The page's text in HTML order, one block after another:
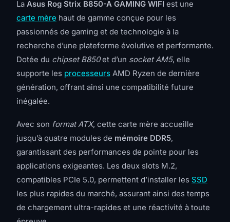
La Asus Rog Strix B850-A GAMING WIFI est une
carte mère haut de gamme conçue pour les
passionnés de gaming et de technologie à la
recherche d’une plateforme évolutive et performante.
Dotée du chipset B850et d’un socket AM5, elle
supporte les processeurs AMD Ryzen de dernière
génération, offrant ainsi une compatibilité future
inégalée.
Avec son format ATX, cette carte mère accueille
jusqu’à quatre modules de mémoire DDR5,
garantissant des performances de pointe pour les
applications exigeantes. Les deux slots M.2,
compatibles PCIe 5.0, permettent d’installer les SSD
les plus rapides du marché, assurant ainsi des temps
de chargement ultra-rapides et une réactivité à toute